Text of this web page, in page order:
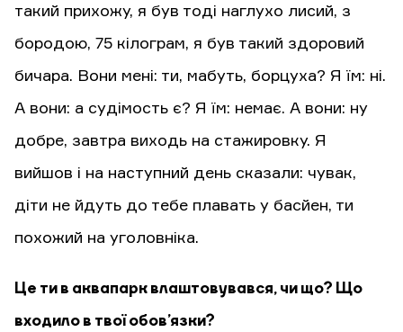
такий прихожу, я був тоді наглухо лисий, з
бородою, 75 кілограм, я був такий здоровий
бичара. Вони мені: ти, мабуть, борцуха? Я їм: ні.
А вони: а судімость є? Я їм: немає. А вони: ну
добре, завтра виходь на стажировку. Я
вийшов і на наступний день сказали: чувак,
діти не йдуть до тебе плавать у басйен, ти
похожий на уголовніка.
Це ти в аквапарк влаштовувався, чи що? Що
входило в твої обов’язки?